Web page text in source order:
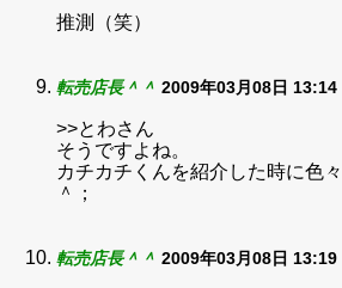
推測（笑）
転売店長＾＾ 2009年03月08日 13:14
>>とわさん
そうですよね。
カチカチくんを紹介した時に色
＾；
転売店長＾＾ 2009年03月08日 13:19